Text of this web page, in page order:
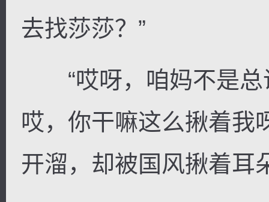
去找莎莎？”
“哎呀，咱妈不是总
哎，你干嘛这么揪着我
开溜，却被国风揪着耳